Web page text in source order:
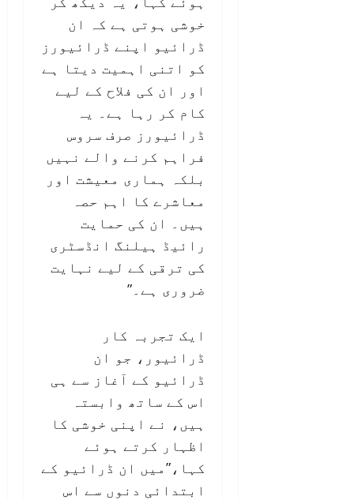
خوشی ہوتی ہے کہ ان
ڈرائیو اپنے ڈرائیورز
کو اتنی اہمیت دیتا ہے
اور ان کی فلاح کے لیے
کام کر رہا ہے۔ یہ
ڈرائیورز صرف سروس
فراہم کرنے والے نہیں
بلکہ ہماری معیشت اور
معاشرے کا اہم حصہ
ہیں۔ ان کی حمایت
رائیڈ ہیلنگ انڈسٹری
کی ترقی کے لیے نہایت
ضروری ہے۔”
ایک تجربہ کار
ڈرائیور، جو ان
ڈرائیو کے آغاز سے ہی
اس کے ساتھ وابستہ
ہیں، نے اپنی خوشی کا
اظہار کرتے ہوئے
کہا،”میں ان ڈرائیو کے
ابتدائی دنوں سے اس